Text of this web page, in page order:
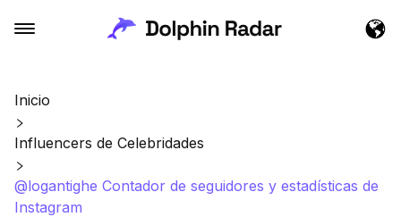
Inicio
Influencers de Celebridades
@logantighe Contador de seguidores y estadísticas de
Instagram